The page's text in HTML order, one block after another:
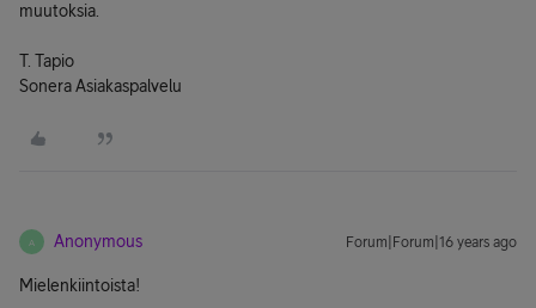
muutoksia.
T. Tapio
Sonera Asiakaspalvelu
A Anonymous Forum|Forum|16 years ago
Mielenkiintoista!